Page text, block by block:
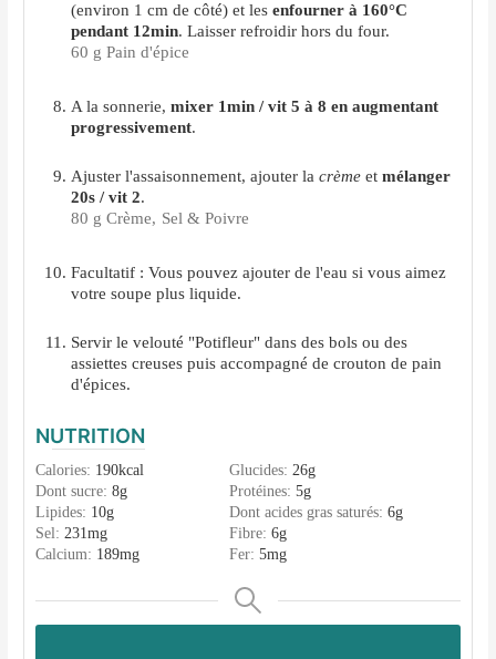
(environ 1 cm de côté) et lesenfourner à 160°C
pendant 12min. Laisser refroidir hors du four.
60 g Pain d'épice
A la sonnerie, mixer 1min / vit 5 à 8 en augmentant
progressivement.
Ajuster l'assaisonnement, ajouter lacrème etmélanger
20s / vit 2.
80 g Crème, Sel & Poivre
Facultatif : Vous pouvez ajouter de l'eau si vous aimez
votre soupe plus liquide.
Servir le velouté "Potifleur" dans des bols ou des
assiettes creuses puis accompagné de crouton de pain
d'épices.
NUTRITION
Calories: 190kcal Glucides:26g
Dont sucre:8g Protéines:5g
Lipides: 10g Dont acides gras saturés:6g
Sel:231mg Fibre:6g
Calcium: 189mg Fer:5mg